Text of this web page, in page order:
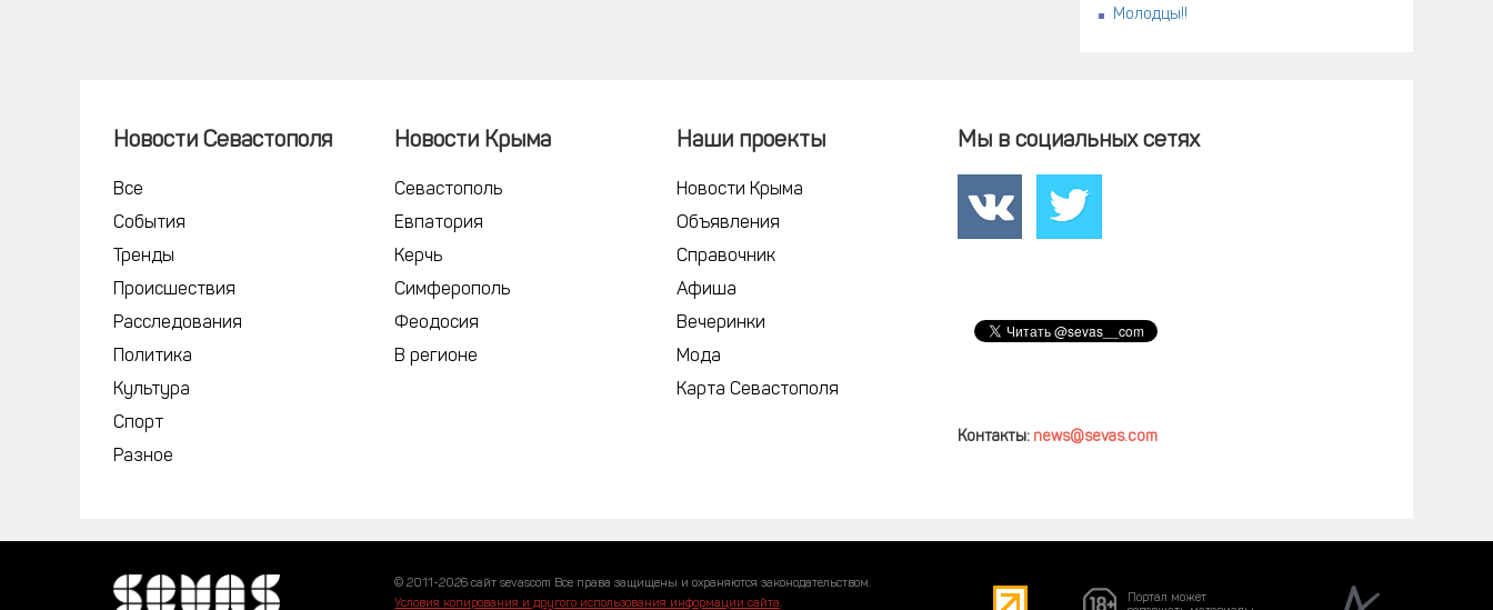
Молодцы!!
Новости Севастополя
Все
События
Тренды
Происшествия
Расследования
Политика
Культура
Спорт
Разное
Новости Крыма
Севастополь
Евпатория
Керчь
Симферополь
Феодосия
В регионе
Наши проекты
Новости Крыма
Объявления
Справочник
Афиша
Вечеринки
Мода
Карта Севастополя
Мы в социальных сетях
Контакты: news@sevas.com
© 2011-2026 сайт sevascom Все права защищены и охраняются законодательством.
Условия копирования и другого использования информации сайта.
Портал может